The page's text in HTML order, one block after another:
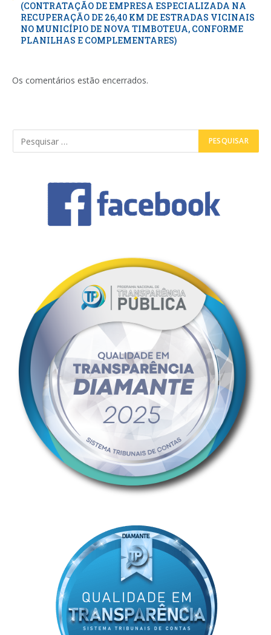
(CONTRATAÇÃO DE EMPRESA ESPECIALIZADA NA
RECUPERAÇÃO DE 26,40 KM DE ESTRADAS VICINAIS
NO MUNICÍPIO DE NOVA TIMBOTEUA, CONFORME
PLANILHAS E COMPLEMENTARES)
Os comentários estão encerrados.